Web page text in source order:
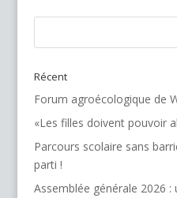
Récent
Forum agroécologique de
«Les filles doivent pouvoir
Parcours scolaire sans
parti !
Assemblée générale 2026